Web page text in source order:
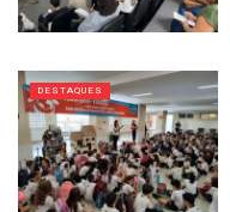
DESTAQUES